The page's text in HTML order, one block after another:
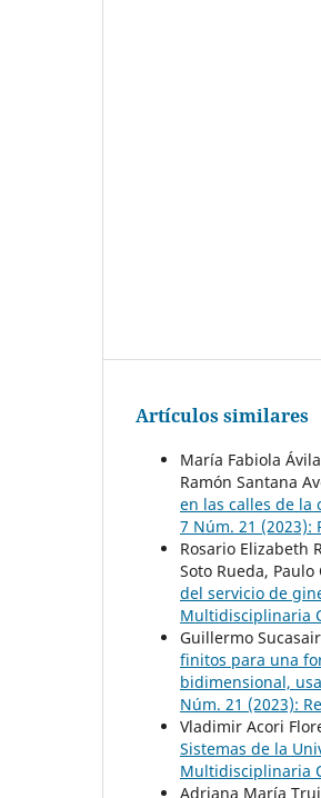
Artículos similares
María Fabiola
Ramón Santana
en las calles de la
7 Núm. 21 (2023):
Rosario Elizabeth
Soto Rueda,
del servicio de
Multidisciplinaria
Guillermo
finitos para una
bidimensional,
Núm. 21 (2023):
Vladimir Acori
Sistemas de la
Multidisciplinaria
Adriana María